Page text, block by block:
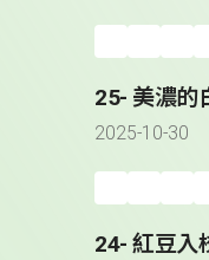
25- 美濃的
2025-10-30
24- 紅豆入